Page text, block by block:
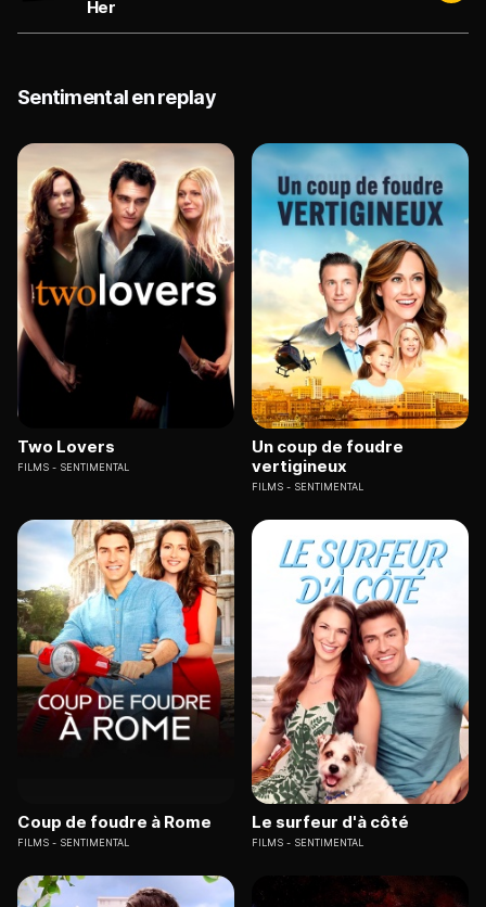
Her
Sentimental en replay
Two Lovers
FILMS SENTIMENTAL
Un coup de foudre
vertigineux
FILMS SENTIMENTAL
Coup de foudre à Rome
FILMS SENTIMENTAL
Le surfeur d'à côté
FILMS SENTIMENTAL